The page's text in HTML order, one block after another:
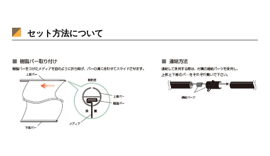
セット方法について